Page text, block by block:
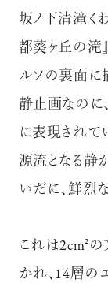
坂ノ下清滝く
都葵ヶ丘の滝
ルソの裏面に
静止画なのに
に表現されて
源流となる静
いだに、鮮烈
これは2cm²
かれ、14層の